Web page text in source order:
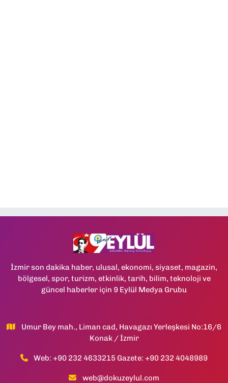
İzmir son dakika haber, ulusal, ekonomi, siyaset, magazin,
bölgesel, spor, turizm, etkinlik, tarih, bilim, teknoloji ve
güncel haberler için 9 Eylül Medya Grubu
Umur Bey mah., Liman cad, Havagazı Yerleşkesi No:16/6
Konak / İzmir
Web: +90 232 4633215 Gazete: +90 232 4048989
web@dokuzeylul.com